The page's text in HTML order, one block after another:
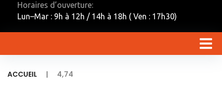
Horaires d’ouverture:
Lun–Mar : 9h à 12h / 14h à 18h ( Ven : 17h30)
ACCUEIL | 4,74